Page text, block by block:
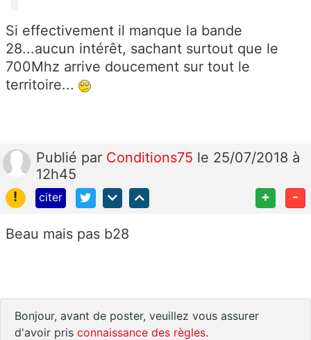
Si effectivement il manque la bande
28...aucun intérêt, sachant surtout que le
700Mhz arrive doucement sur tout le
territoire...
Publié par Conditions75 le 25/07/2018 à
12h45
!
citer + -
Beau mais pas b28
Bonjour, avant de poster, veuillez vous assurer
d'avoir pris connaissance des règles.